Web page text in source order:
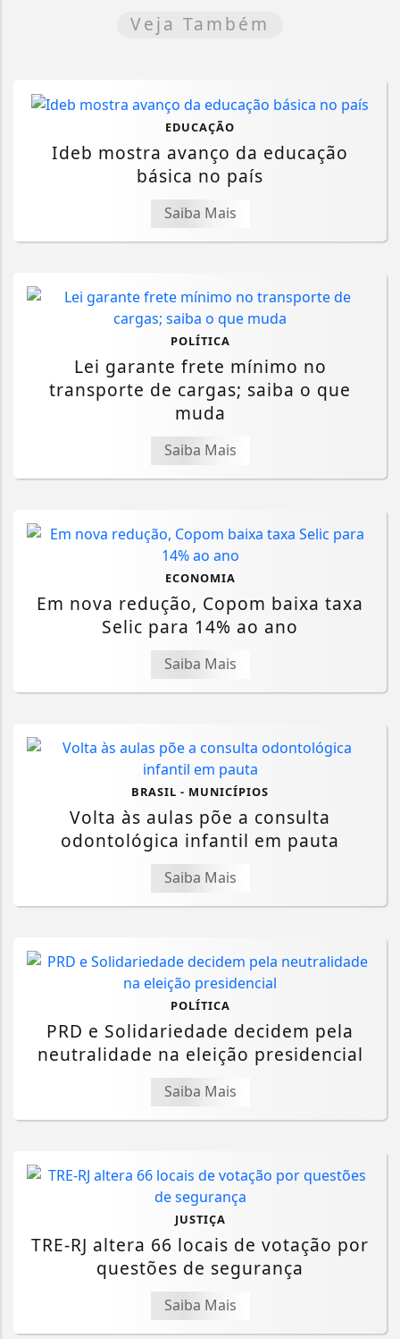
Veja Também
EDUCAÇÃO
Ideb mostra avanço da educação
básica no país
Saiba Mais
POLÍTICA
Lei garante frete mínimo no
transporte de cargas; saiba o que
muda
Saiba Mais
ECONOMIA
Em nova redução, Copom baixa taxa
Selic para 14% ao ano
Saiba Mais
BRASIL - MUNICÍPIOS
Volta às aulas põe a consulta
odontológica infantil em pauta
Saiba Mais
POLÍTICA
PRD e Solidariedade decidem pela
neutralidade na eleição presidencial
Saiba Mais
JUSTIÇA
TRE-RJ altera 66 locais de votação por
questões de segurança
Saiba Mais